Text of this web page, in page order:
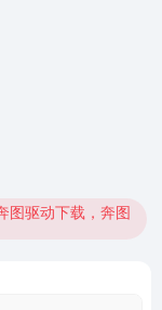
图驱动下载，奔图